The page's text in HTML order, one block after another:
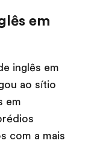
em
inglês em
ao sítio
em
com a mais